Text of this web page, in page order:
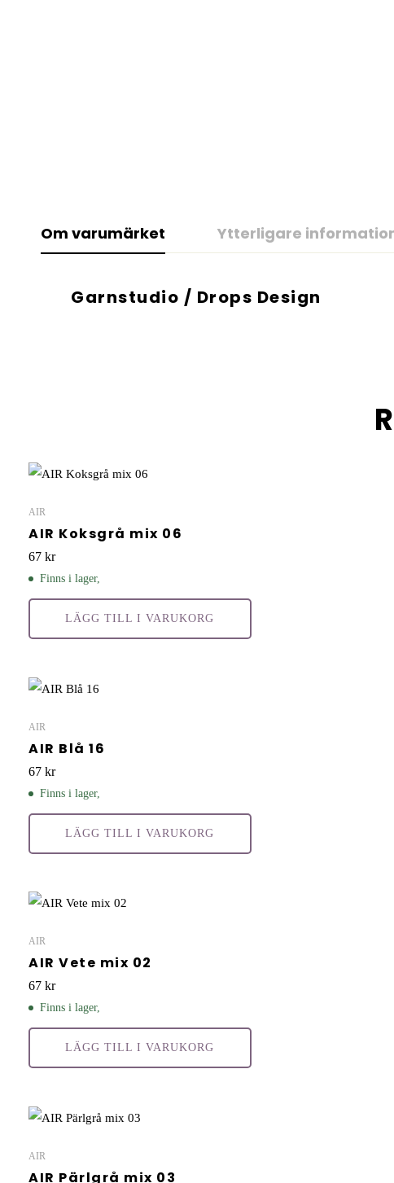
Om varumärket Ytterligare
Garnstudio / Drops Design
AIR
AIR Koksgrå mix 06
67 kr
Finns i lager,
LÄGG TILL I VARUKORG
AIR
AIR Blå 16
67 kr
Finns i lager,
LÄGG TILL I VARUKORG
AIR
AIR Vete mix 02
67 kr
Finns i lager,
LÄGG TILL I VARUKORG
AIR
AIR Pärlgrå mix 03